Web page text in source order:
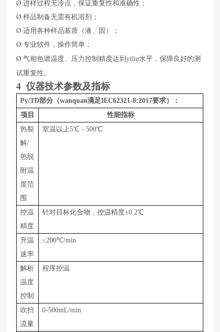
Ø进样过程无冷点，保证重复性和准确性；
Ø样品制备无需有机溶剂；
Ø适用各种样品基质（液、固）；
Ø专业软件，操作简单；
Ø气相色谱温度、压力控制精度达到yiliu水平，保障良好的测
试重复性。
4仪器技术参数及指标
Py/TD部分（wanquan满足IEC62321-8:2017要求）：
项目
性能指标
热裂
解/
热脱
附温
度范
围
室温以上5℃ - 500℃
控温
精度
针对目标化合物，控温精度±0.2℃
升温
速率
≤200℃/min
解析
温度
控制
程序控温
吹扫
流量
0-500mL/min